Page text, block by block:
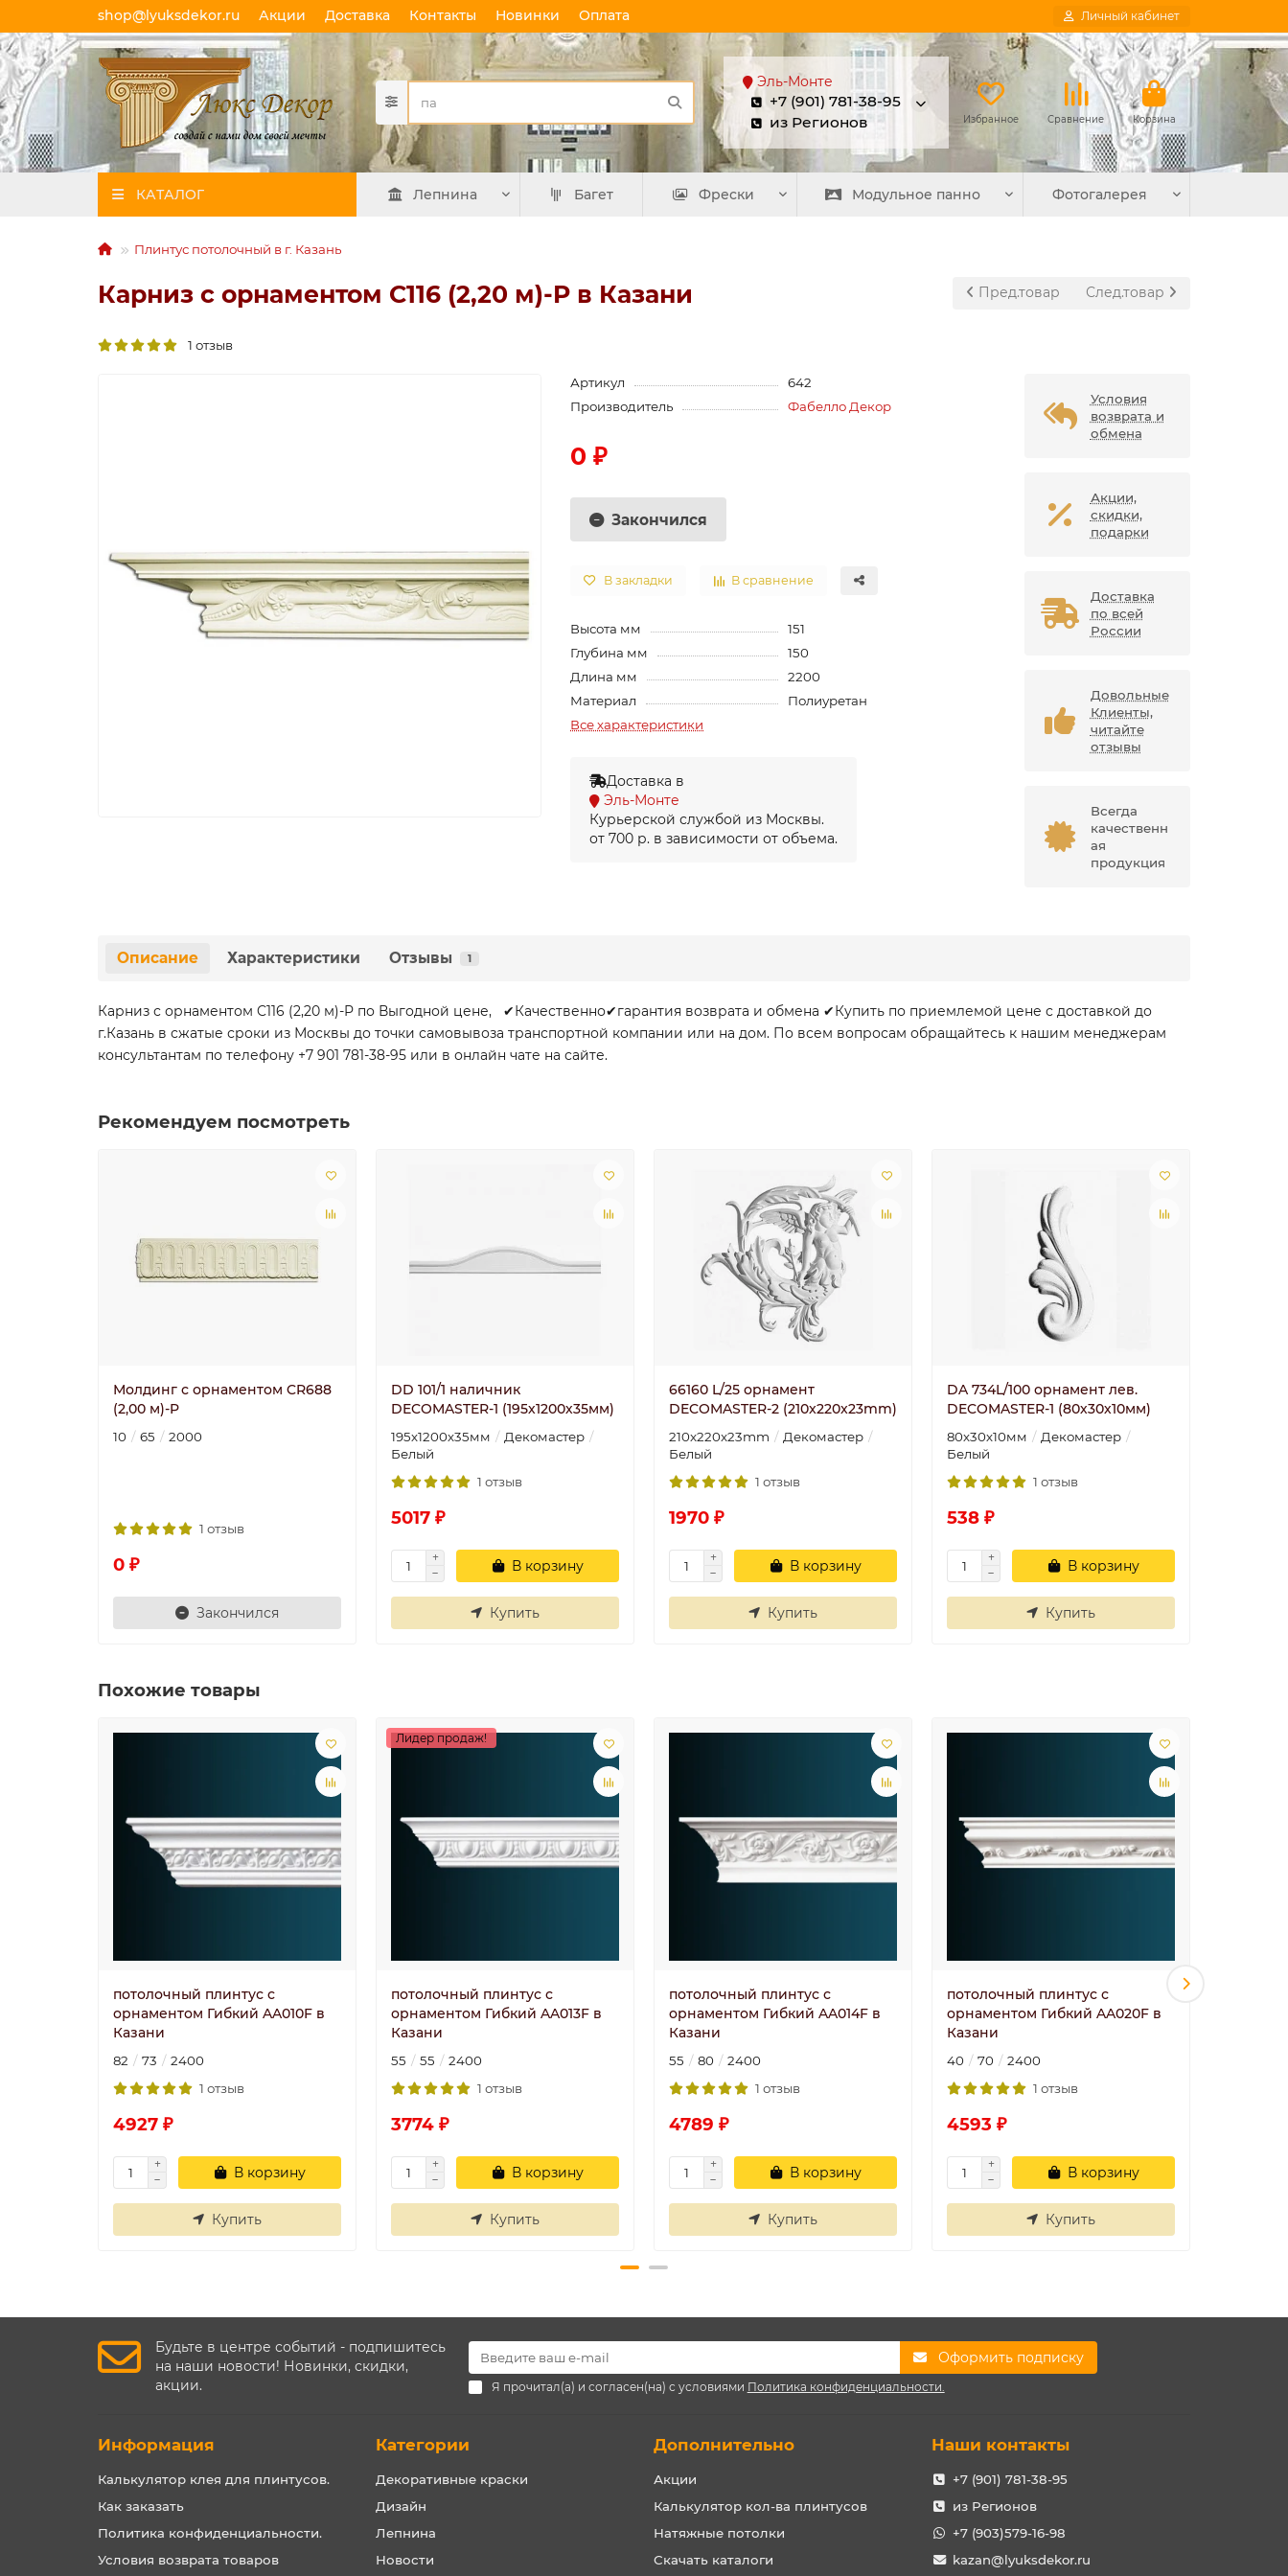
shop@lyuksdekor.ru Акции Доставка Контакты Новинки Оплата Личный кабинет
Эль-Монте
+7 (901) 781-38-95
из Регионов
Избранное Сравнение Корзина
КАТАЛОГ Лепнина Багет Фрески Модульное панно Фотогалерея
Плинтус потолочный в г. Казань
Пред.товар След.товар
Карниз с орнаментом C116 (2,20 м)-P в Казани
1 отзыв
Артикул
642
Производитель
Фабелло Декор
0 ₽
Закончился
В закладки В сравнение
Высота мм
151
Глубина мм
150
Длина мм
2200
Материал
Полиуретан
Все характеристики
Доставка в
Эль-Монте
Курьерской службой из Москвы.
от 700 р. в зависимости от объема.
Условия
возврата и
обмена
Акции,
скидки,
подарки
Доставка
по всей
России
Довольные
Клиенты,
читайте
отзывы
Всегда
качественн
ая
продукция
Описание Характеристики Отзывы 1
Карниз с орнаментом C116 (2,20 м)-P по Выгодной цене, ✔Качественно✔гарантия возврата и обмена ✔Купить по приемлемой цене с доставкой до
г.Казань в сжатые сроки из Москвы до точки самовывоза транспортной компании или на дом. По всем вопросам обращайтесь к нашим менеджерам
консультантам по телефону +7 901 781-38-95 или в онлайн чате на сайте.
Рекомендуем посмотреть
Молдинг с орнаментом CR688
(2,00 м)-P
10 65 2000
1 отзыв
0 ₽
Закончился
DD 101/1 наличник
DECOMASTER-1 (195х1200х35мм)
195х1200х35мм
Декомастер
Белый
1 отзыв
5017 ₽
В корзину
Купить
66160 L/25 орнамент
DECOMASTER-2 (210x220x23mm)
210x220x23mm
Декомастер
Белый
1 отзыв
1970 ₽
В корзину
Купить
DA 734L/100 орнамент лев.
DECOMASTER-1 (80х30х10мм)
80х30х10мм
Декомастер
Белый
1 отзыв
538 ₽
В корзину
Купить
Похожие товары
потолочный плинтус с
орнаментом Гибкий AA010F в
Казани
82 73
2400
1 отзыв
4927 ₽
В корзину
Купить
Лидер продаж!
потолочный плинтус с
орнаментом Гибкий AA013F в
Казани
55 55
2400
1 отзыв
3774 ₽
В корзину
Купить
потолочный плинтус с
орнаментом Гибкий AA014F в
Казани
55 80
2400
1 отзыв
4789 ₽
В корзину
Купить
потолочный плинтус с
орнаментом Гибкий AA020F в
Казани
40 70
2400
1 отзыв
4593 ₽
В корзину
Купить
Будьте в центре событий - подпишитесь
на наши новости! Новинки, скидки,
акции.
Оформить подписку
Я прочитал(а) и согласен(на) с условиями Политика конфиденциальности.
Информация
Калькулятор клея для плинтусов.
Как заказать
Политика конфиденциальности.
Условия возврата товаров
Категории
Декоративные краски
Дизайн
Лепнина
Новости
Дополнительно
Акции
Калькулятор кол-ва плинтусов
Натяжные потолки
Скачать каталоги
Наши контакты
+7 (901) 781-38-95
из Регионов
+7 (903)579-16-98
kazan@lyuksdekor.ru